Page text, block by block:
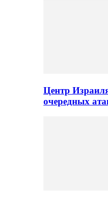
Центр Израиля
очередных